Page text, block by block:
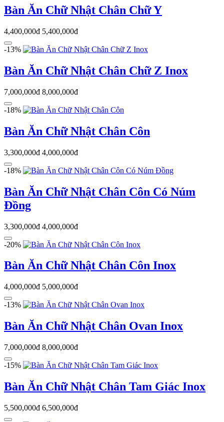
Bàn Ăn Chữ Nhật Chân Chữ Y
4,400,000đ 5,400,000đ
-13%
Bàn Ăn Chữ Nhật Chân Chữ Z Inox
7,000,000đ 8,000,000đ
-18%
Bàn Ăn Chữ Nhật Chân Côn
3,300,000đ 4,000,000đ
-18%
Bàn Ăn Chữ Nhật Chân Côn Có Núm
Đồng
3,300,000đ 4,000,000đ
-20%
Bàn Ăn Chữ Nhật Chân Côn Inox
4,000,000đ 5,000,000đ
-13%
Bàn Ăn Chữ Nhật Chân Ovan Inox
7,000,000đ 8,000,000đ
-15%
Bàn Ăn Chữ Nhật Chân Tam Giác Inox
5,500,000đ 6,500,000đ